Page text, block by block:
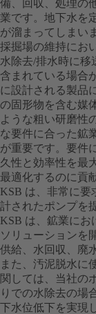
備、回収、処理の
業です。地下水を
が溜まってしまい
採掘場の維持にお
水除去/排水時に移
含まれている場合
に設計される製品
の固形物を含む媒
ような粗い研磨性
な要件に合った鉱
が重要です。要件
久性と効率性を最
最適化するのに貢
KSB は、非常に要
計されたポンプを
KSB は、鉱業にお
ソリューションを
供給、水回収、廃
また、汚泥脱水に
関しては、当社の
りでの水除去の場
下水位低下を実現